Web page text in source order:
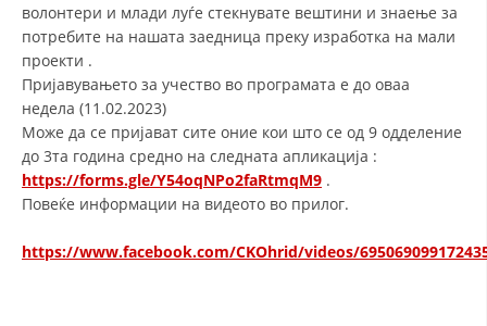
ЗАКОН ЗА ЦКРМ
ОРГАНИЗАЦИЈА И РАЗВОЈ
волонтери и млади луѓе стекнувате вештини и знаење за
потребите на нашата заедница преку изработка на мали
проекти .
Пријавувањето за учество во програмата е до оваа
недела (11.02.2023)
Може да се пријават сите оние кои што се од 9 одделение
до 3та година средно на следната апликација :
https://forms.gle/Y54oqNPo2faRtmqM9 .
Повеќе информации на видеото во прилог.
https://www.facebook.com/CKOhrid/videos/